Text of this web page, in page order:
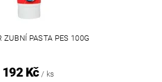
ZUBNÍ PASTA PES 100G
192 Kč / ks